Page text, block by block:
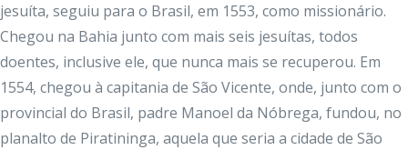
jesuíta, seguiu para o Brasil, em 1553, como missionário.
Chegou na Bahia junto com mais seis jesuítas, todos
doentes, inclusive ele, que nunca mais se recuperou. Em
1554, chegou à capitania de São Vicente, onde, junto com o
provincial do Brasil, padre Manoel da Nóbrega, fundou, no
planalto de Piratininga, aquela que seria a cidade de São